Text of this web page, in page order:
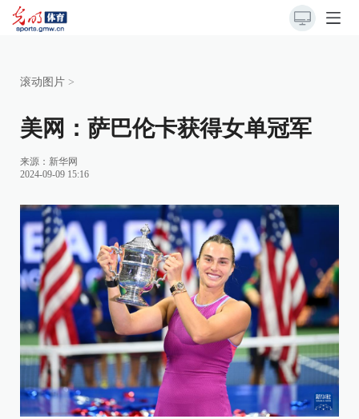
滚动图片 >
美网：萨巴伦卡获得女单冠军
来源： 新华网
2024-09-09 15:16